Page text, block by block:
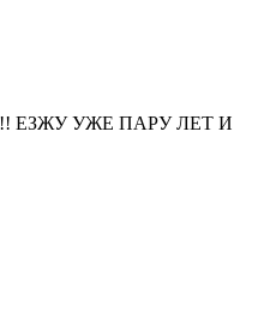
ЕЗЖУ УЖЕ ПАРУ ЛЕТ И